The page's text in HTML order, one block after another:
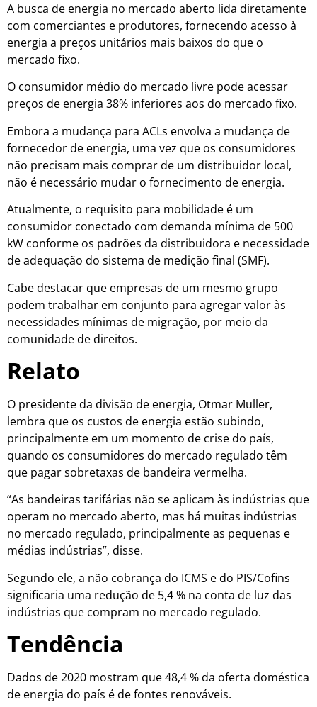
A busca de energia no mercado aberto lida diretamente
com comerciantes e produtores, fornecendo acesso à
energia a preços unitários mais baixos do que o
mercado fixo.
O consumidor médio do mercado livre pode acessar
preços de energia 38% inferiores aos do mercado fixo.
Embora a mudança para ACLs envolva a mudança de
fornecedor de energia, uma vez que os consumidores
não precisam mais comprar de um distribuidor local,
não é necessário mudar o fornecimento de energia.
Atualmente, o requisito para mobilidade é um
consumidor conectado com demanda mínima de 500
kW conforme os padrões da distribuidora e necessidade
de adequação do sistema de medição final (SMF).
Cabe destacar que empresas de um mesmo grupo
podem trabalhar em conjunto para agregar valor às
necessidades mínimas de migração, por meio da
comunidade de direitos.
Relato
O presidente da divisão de energia, Otmar Muller,
lembra que os custos de energia estão subindo,
principalmente em um momento de crise do país,
quando os consumidores do mercado regulado têm
que pagar sobretaxas de bandeira vermelha.
“As bandeiras tarifárias não se aplicam às indústrias que
operam no mercado aberto, mas há muitas indústrias
no mercado regulado, principalmente as pequenas e
médias indústrias”, disse.
Segundo ele, a não cobrança do ICMS e do PIS/Cofins
significaria uma redução de 5,4 % na conta de luz das
indústrias que compram no mercado regulado.
Tendência
Dados de 2020 mostram que 48,4 % da oferta doméstica
de energia do país é de fontes renováveis.